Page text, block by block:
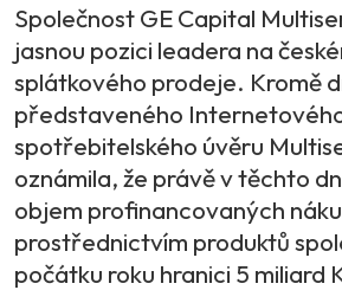
Společnost GE Capital
jasnou pozici leadera na
splátkového prodeje. Kromě
představeného
spotřebitelského úvěru
oznámila, že právě v těchto
objem profinancovaných
prostřednictvím produktů
počátku roku hranici 5 miliard